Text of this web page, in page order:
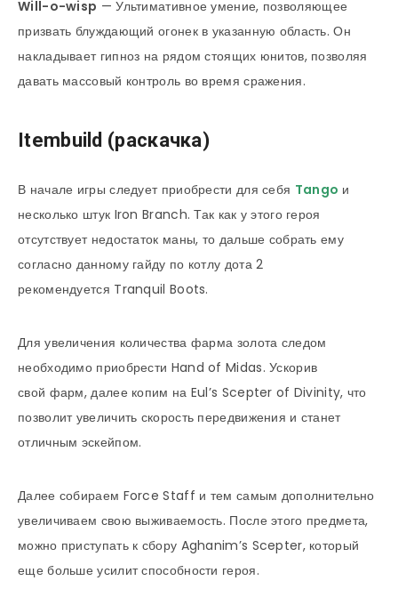
Will-o-wisp — Ультимативное умение, позволяющее
призвать блуждающий огонек в указанную область. Он
накладывает гипноз на рядом стоящих юнитов, позволяя
давать массовый контроль во время сражения.
Itembuild (раскачка)
В начале игры следует приобрести для себя Tango и
несколько штук Iron Branch. Так как у этого героя
отсутствует недостаток маны, то дальше собрать ему
согласно данному гайду по котлу дота 2
рекомендуется Tranquil Boots.
Для увеличения количества фарма золота следом
необходимо приобрести Hand of Midas. Ускорив
свой фарм, далее копим на Eul’s Scepter of Divinity, что
позволит увеличить скорость передвижения и станет
отличным эскейпом.
Далее собираем Force Staff и тем самым дополнительно
увеличиваем свою выживаемость. После этого предмета,
можно приступать к сбору Aghanim’s Scepter, который
еще больше усилит способности героя.